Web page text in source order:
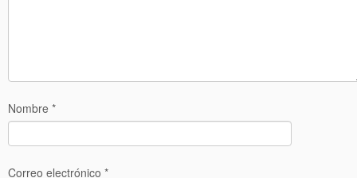
Nombre *
Correo electrónico *